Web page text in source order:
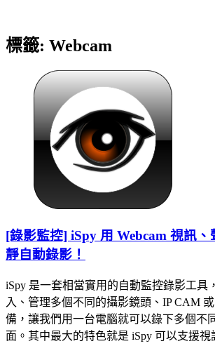
標籤: Webcam
[錄影監控] iSpy 用 Webcam 視訊
靜自動錄影！
iSpy 是一套相當實用的自動監控錄影工具
入、管理多個不同的攝影鏡頭、IP CAM
備，讓我們用一台電腦就可以錄下多個不
面。其中最大的特色就是 iSpy 可以支援